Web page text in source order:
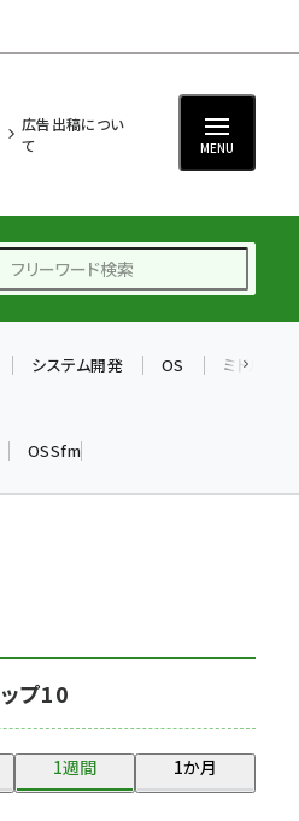
広告出稿につい
て
MENU
仲間と築いた勝利の絆～
drupal (1956)
genai (1484)
abc123 (1360)
システム開発 OS ミドルウェア
OSSfm
プ10
1週間 1か月